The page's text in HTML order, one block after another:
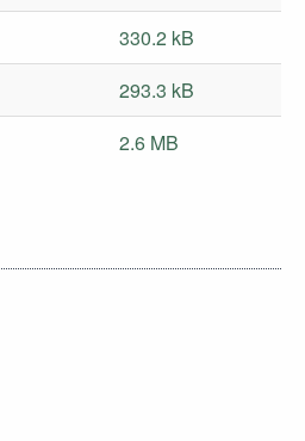
330.2 kB
293.3 kB
2.6 MB